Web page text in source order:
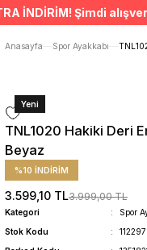
Anasayfa
Spor Ayakkabı
Yeni
TNL1020 Hakiki Deri
Beyaz
%10 İNDİRİM
3.599,10 TL3.999,00 TL
Kategori Spor
Stok Kodu
Şimdi